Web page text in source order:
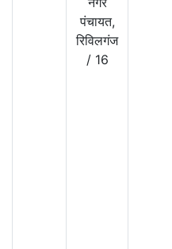
पंचायत,
रिविलगंज
/ 16